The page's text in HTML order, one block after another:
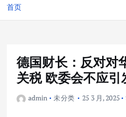
首页
德国财长：反对对
关税 欧委会不应
admin 未分类 25 3 月, 2025